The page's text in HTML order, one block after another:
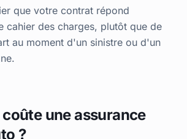
que votre contrat répond
cahier des charges, plutôt que de
au moment d'un sinistre ou d'un
une assurance
?